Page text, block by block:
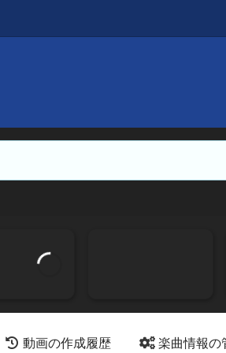
動画の作成履歴 楽曲情報の